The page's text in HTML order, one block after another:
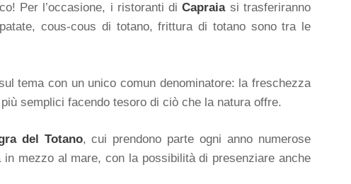
Per l’occasione, i ristoranti diCapraiasi trasferiranno
cous-cous di totano, frittura di totano sono tra le
tema con un unico comun denominatore: la freschezza
semplici facendo tesoro di ciò che la natura offre.
del Totano, cui prendono parte ogni anno numerose
mezzo al mare, con la possibilità di presenziare anche